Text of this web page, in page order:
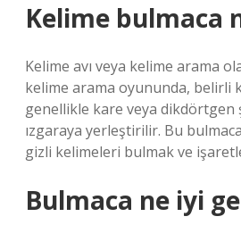
Kelime bulmaca
Kelime avı veya kelime arama
kelime arama oyununda, belirli
genellikle kare veya dikdörtgen
ızgaraya yerleştirilir. Bu
gizli kelimeleri bulmak ve
Bulmaca ne iyi